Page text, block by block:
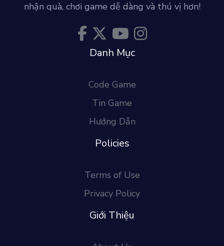
nhận quà, chơi game dễ dàng và thú vị hơn!
Danh Mục
Code Game
Tin Game
Hướng Dẫn
Policies
Terms of Use
Privacy Policy
Giới Thiệu